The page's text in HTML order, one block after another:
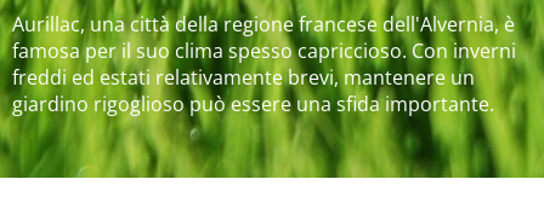
Aurillac, una città della regione francese dell'Alvernia, è
famosa per il suo clima spesso capriccioso. Con inverni
freddi ed estati relativamente brevi, mantenere un
giardino rigoglioso può essere una sfida importante.